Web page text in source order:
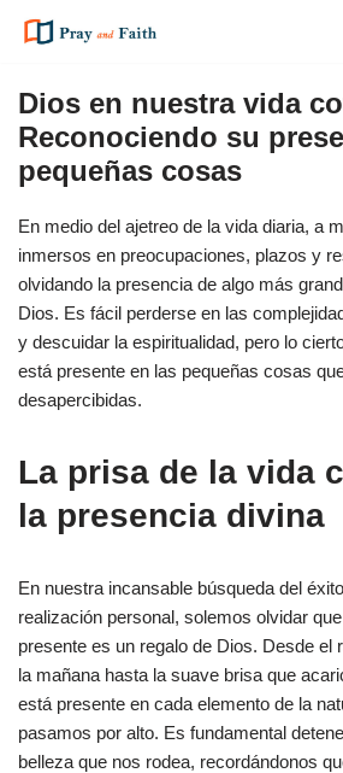
al
contenido
Dios en nuestra vida
Reconociendo su
pequeñas cosas
En medio del ajetreo de la vida diaria, a
inmersos en preocupaciones, plazos y
olvidando la presencia de algo más
Dios. Es fácil perderse en las
y descuidar la espiritualidad, pero lo
está presente en las pequeñas cosas
desapercibidas.
La prisa de la vida
la presencia divina
En nuestra incansable búsqueda del
realización personal, solemos olvidar
presente es un regalo de Dios. Desde el
la mañana hasta la suave brisa que
está presente en cada elemento de la
pasamos por alto. Es fundamental
belleza que nos rodea, recordándonos